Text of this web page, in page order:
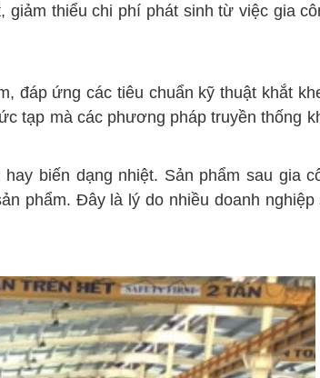
thiểu chi phí phát sinh từ việc gia
đáp ứng các tiêu chuẩn kỹ thuật khắt
tạp mà các phương pháp truyền thống
biến dạng nhiệt. Sản phẩm sau gia
phẩm. Đây là lý do nhiều doanh nghiệp